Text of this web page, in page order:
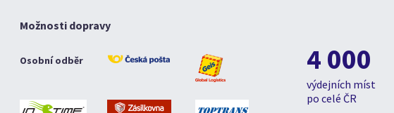
Možnosti dopravy
Osobní odběr 4 000
výdejních míst
po celé ČR